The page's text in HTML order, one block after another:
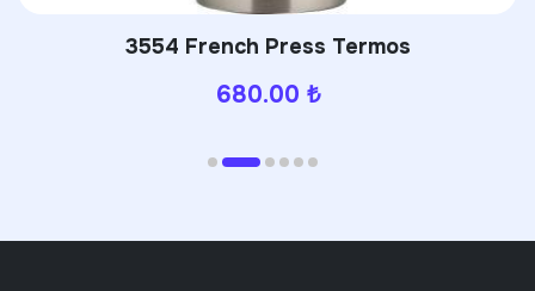
3554 French Press Termos
680.00 ₺